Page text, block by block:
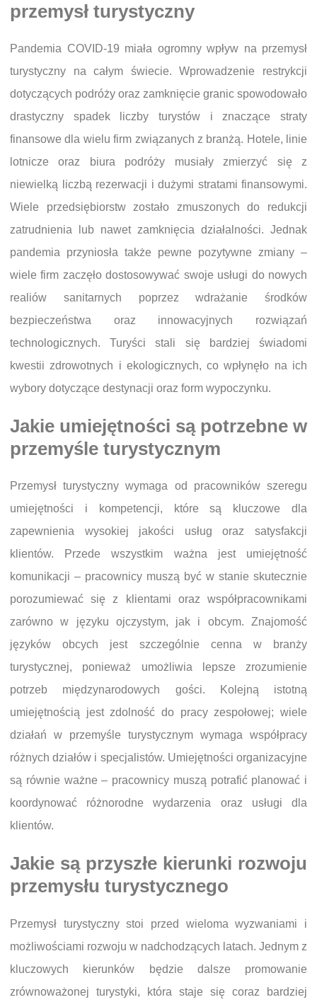
przemysł turystyczny
Pandemia COVID-19 miała ogromny wpływ na przemysł
turystyczny na całym świecie. Wprowadzenie restrykcji
dotyczących podróży oraz zamknięcie granic spowodowało
drastyczny spadek liczby turystów i znaczące straty
finansowe dla wielu firm związanych z branżą. Hotele, linie
lotnicze oraz biura podróży musiały zmierzyć się z
niewielką liczbą rezerwacji i dużymi stratami finansowymi.
Wiele przedsiębiorstw zostało zmuszonych do redukcji
zatrudnienia lub nawet zamknięcia działalności. Jednak
pandemia przyniosła także pewne pozytywne zmiany –
wiele firm zaczęło dostosowywać swoje usługi do nowych
realiów sanitarnych poprzez wdrażanie środków
bezpieczeństwa oraz innowacyjnych rozwiązań
technologicznych. Turyści stali się bardziej świadomi
kwestii zdrowotnych i ekologicznych, co wpłynęło na ich
wybory dotyczące destynacji oraz form wypoczynku.
Jakie umiejętności są potrzebne w
przemyśle turystycznym
Przemysł turystyczny wymaga od pracowników szeregu
umiejętności i kompetencji, które są kluczowe dla
zapewnienia wysokiej jakości usług oraz satysfakcji
klientów. Przede wszystkim ważna jest umiejętność
komunikacji – pracownicy muszą być w stanie skutecznie
porozumiewać się z klientami oraz współpracownikami
zarówno w języku ojczystym, jak i obcym. Znajomość
języków obcych jest szczególnie cenna w branży
turystycznej, ponieważ umożliwia lepsze zrozumienie
potrzeb międzynarodowych gości. Kolejną istotną
umiejętnością jest zdolność do pracy zespołowej; wiele
działań w przemyśle turystycznym wymaga współpracy
różnych działów i specjalistów. Umiejętności organizacyjne
są równie ważne – pracownicy muszą potrafić planować i
koordynować różnorodne wydarzenia oraz usługi dla
klientów.
Jakie są przyszłe kierunki rozwoju
przemysłu turystycznego
Przemysł turystyczny stoi przed wieloma wyzwaniami i
możliwościami rozwoju w nadchodzących latach. Jednym z
kluczowych kierunków będzie dalsze promowanie
zrównoważonej turystyki, która staje się coraz bardziej